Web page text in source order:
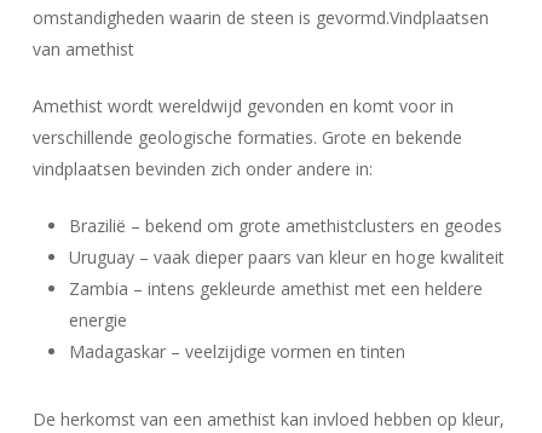
omstandigheden waarin de steen is gevormd.Vindplaatsen
van amethist
Amethist wordt wereldwijd gevonden en komt voor in
verschillende geologische formaties. Grote en bekende
vindplaatsen bevinden zich onder andere in:
Brazilië – bekend om grote amethistclusters en geodes
Uruguay – vaak dieper paars van kleur en hoge kwaliteit
Zambia – intens gekleurde amethist met een heldere
energie
Madagaskar – veelzijdige vormen en tinten
De herkomst van een amethist kan invloed hebben op kleur,